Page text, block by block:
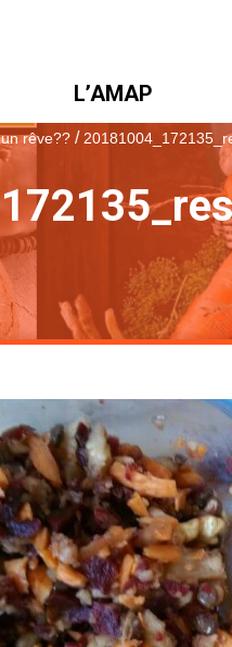
L’AMAP
rêve?? /